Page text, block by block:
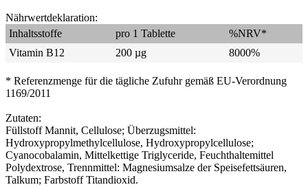
Nährwertdeklaration:
Inhaltsstoffe
pro 1 Tablette
%NRV*
Vitamin B12
200 µg 8000%
* Referenzmenge für die tägliche Zufuhr gemäß EU-Verordnung
1169/2011
Zutaten:
Füllstoff Mannit, Cellulose; Überzugsmittel:
Hydroxypropylmethylcellulose, Hydroxypropylcellulose;
Cyanocobalamin, Mittelkettige Triglyceride, Feuchthaltemittel
Polydextrose, Trennmittel: Magnesiumsalze der Speisefettsäuren,
Talkum; Farbstoff Titandioxid.